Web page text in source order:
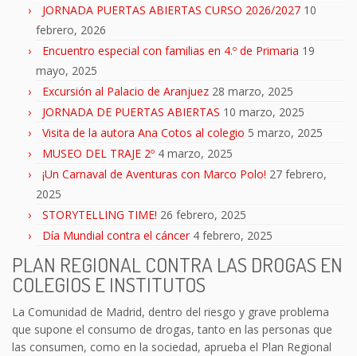
JORNADA PUERTAS ABIERTAS CURSO 2026/2027 10
febrero, 2026
Encuentro especial con familias en 4.º de Primaria 19
mayo, 2025
Excursión al Palacio de Aranjuez 28 marzo, 2025
JORNADA DE PUERTAS ABIERTAS 10 marzo, 2025
Visita de la autora Ana Cotos al colegio 5 marzo, 2025
MUSEO DEL TRAJE 2º 4 marzo, 2025
¡Un Carnaval de Aventuras con Marco Polo! 27 febrero,
2025
STORYTELLING TIME! 26 febrero, 2025
Día Mundial contra el cáncer 4 febrero, 2025
PLAN REGIONAL CONTRA LAS DROGAS EN
COLEGIOS E INSTITUTOS
La Comunidad de Madrid, dentro del riesgo y grave problema
que supone el consumo de drogas, tanto en las personas que
las consumen, como en la sociedad, aprueba el Plan Regional